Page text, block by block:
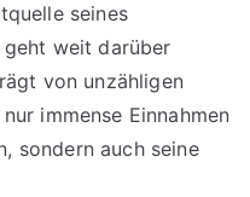
seines
geht weit darüber
von unzähligen
immense Einnahmen
sondern auch seine